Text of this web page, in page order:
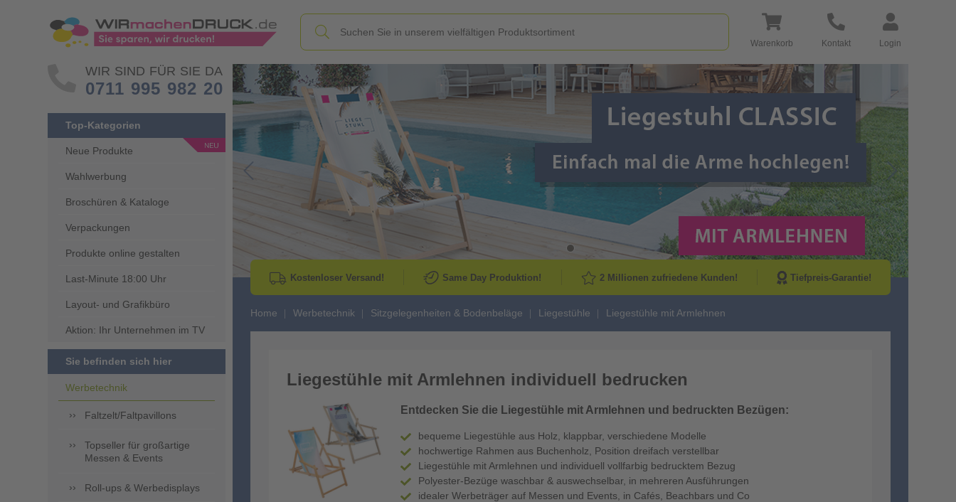
Warenkorb Kontakt Login
WIR SIND FÜR SIE DA
0711 995 982 20
Top-Kategorien
Neue Produkte
Wahlwerbung
Broschüren & Kataloge
Verpackungen
Produkte online gestalten
Last-Minute 18:00 Uhr
Layout- und Grafikbüro
Aktion: Ihr Unternehmen im TV
Sie befinden sich hier
Werbetechnik
Faltzelt/Faltpavillons
Topseller für großartige
Messen & Events
Roll-ups & Werbedisplays
Go to Previous Slide Go to Next
Kostenloser Versand! Same Day Produktion! 2 Millionen zufriedene Kunden! Tiefpreis-Garantie!
Home Werbetechnik Sitzgelegenheiten & Bodenbeläge Liegestühle Liegestühle mit Armlehnen
Liegestühle mit Armlehnen individuell bedrucken
Entdecken Sie die Liegestühle mit Armlehnen und bedruckten Bezügen:
bequeme Liegestühle aus Holz, klappbar, verschiedene Modelle
hochwertige Rahmen aus Buchenholz, Position dreifach verstellbar
Liegestühle mit Armlehnen und individuell vollfarbig bedrucktem Bezug
Polyester-Bezüge waschbar & auswechselbar, in mehreren Ausführungen
idealer Werbeträger auf Messen und Events, in Cafés, Beachbars und Co